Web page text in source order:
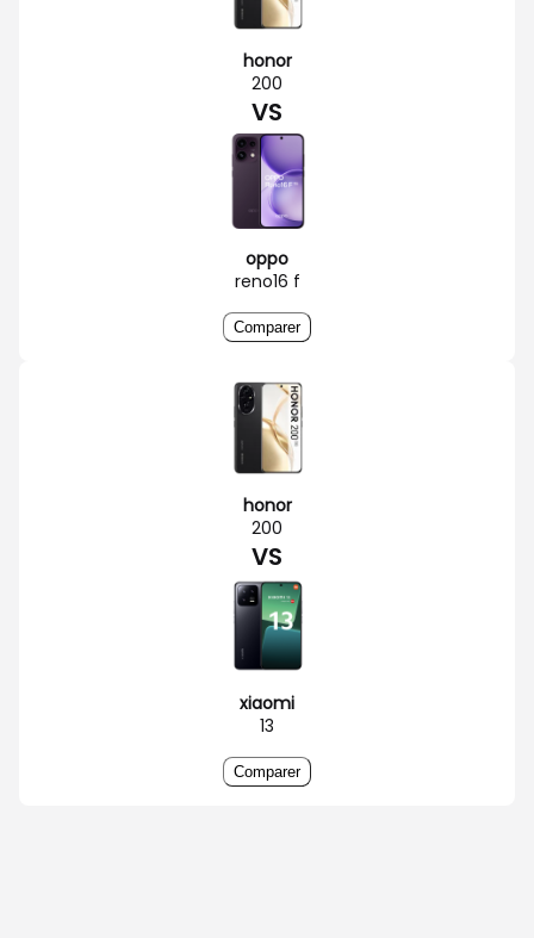
honor
200
VS
oppo
reno16 f
Comparer
honor
200
VS
xiaomi
13
Comparer